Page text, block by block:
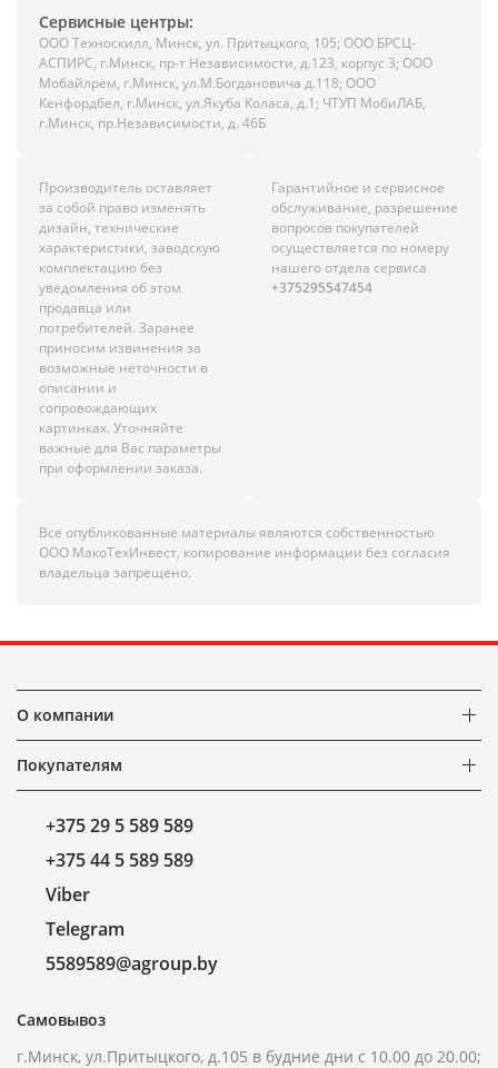
Сервисные центры:
ООО Техноскилл, Минск, ул. Притыцкого, 105; ООО БРСЦ-
АСПИРС, г.Минск, пр-т Независимости, д.123, корпус 3; ООО
Мобайлрем, г.Минск, ул.М.Богдановича д.118; ООО
Кенфордбел, г.Минск, ул.Якуба Коласа, д.1; ЧТУП МобиЛАБ,
г.Минск, пр.Независимости, д. 46Б
Производитель оставляет
за собой право изменять
дизайн, технические
характеристики, заводскую
комплектацию без
уведомления об этом
продавца или
потребителей. Заранее
приносим извинения за
возможные неточности в
описании и
сопровождающих
картинках. Уточняйте
важные для Вас параметры
при оформлении заказа.
Гарантийное и сервисное
обслуживание, разрешение
вопросов покупателей
осуществляется по номеру
нашего отдела сервиса
+375295547454
Все опубликованные материалы являются собственностью
ООО МакоТехИнвест, копирование информации без согласия
владельца запрещено.
О компании
Покупателям
+375 29 5 589 589
+375 44 5 589 589
Viber
Telegram
5589589@agroup.by
Самовывоз
г.Минск, ул.Притыцкого, д.105 в будние дни с 10.00 до 20.00;